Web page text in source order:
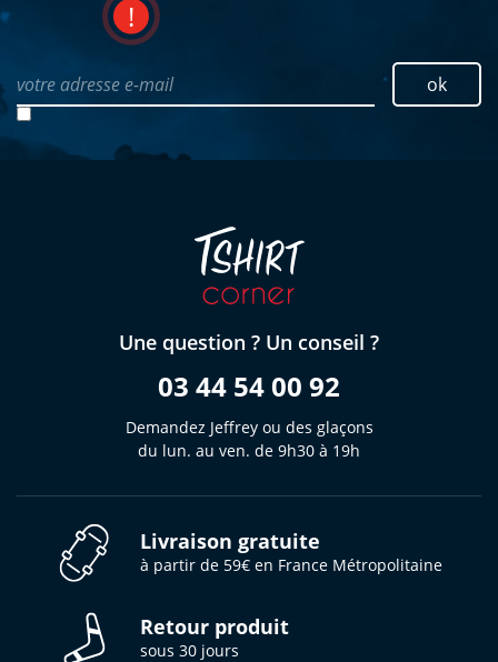
votre adresse e-mail ok
Une question ? Un conseil ?
03 44 54 00 92
Demandez Jeffrey ou des glaçons
du lun. au ven. de 9h30 à 19h
Livraison gratuite
à partir de 59€ en France Métropolitaine
Retour produit
sous 30 jours